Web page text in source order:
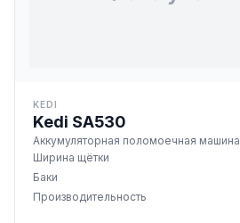
KEDI
Kedi SA530
Аккумуляторная поломоечная машина
Ширина щётки
Баки
Производительность